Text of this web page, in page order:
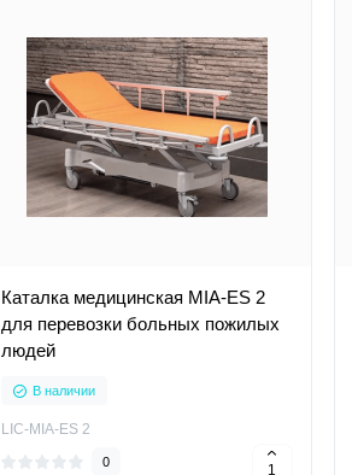
Каталка медицинская MIA-ES 2
для перевозки больных пожилых
людей
В наличии
LIC-MIA-ES 2
0